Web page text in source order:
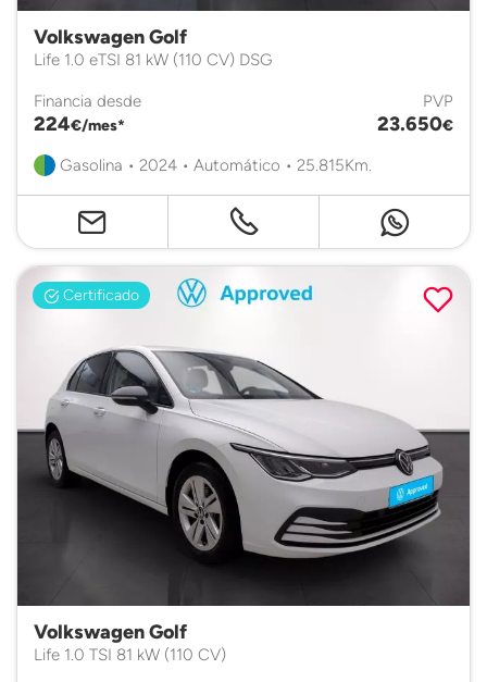
Volkswagen Golf
Life 1.0 eTSI 81 kW (110 CV) DSG
Financia desde
224€/mes*
PVP
23.650€
Gasolina • 2024 • Automático • 25.815Km.
Certificado
Volkswagen Golf
Life 1.0 TSI 81 kW (110 CV)